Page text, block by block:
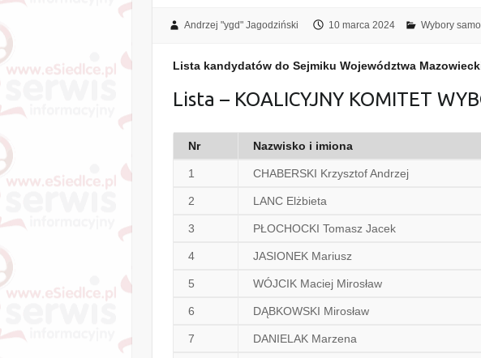
Andrzej "ygd" Jagodziński 10 marca 2024 Wybory
Lista kandydatów do Sejmiku Województwa
Lista – KOALICYJNY KOMITET
Nr Nazwisko i imiona
1 CHABERSKI Krzysztof Andrzej
2 LANC Elżbieta
3 PŁOCHOCKI Tomasz Jacek
4 JASIONEK Mariusz
5 WÓJCIK Maciej Mirosław
6 DĄBKOWSKI Mirosław
7 DANIELAK Marzena